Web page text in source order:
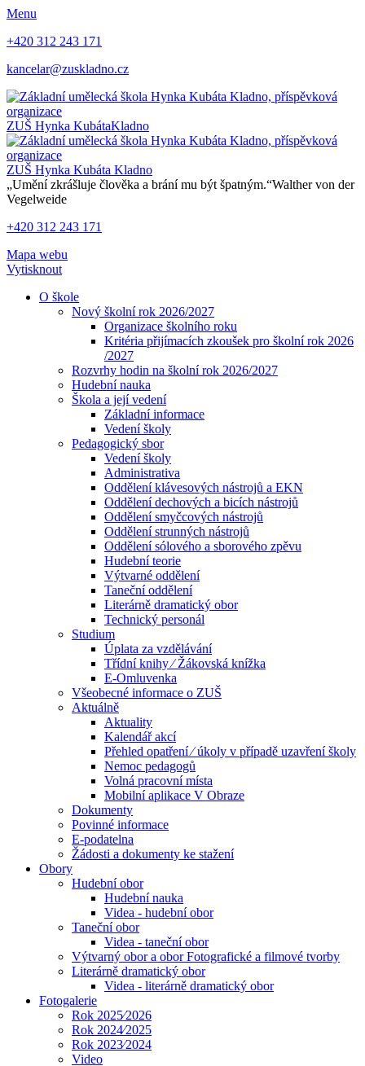
Menu
+420 312 243 171
kancelar@zuskladno.cz
ZUŠ Hynka KubátaKladno
ZUŠ Hynka Kubáta Kladno
„Umění zkrášluje člověka a brání mu být špatným.“Walther von der
Vegelweide
+420 312 243 171
Mapa webu
Vytisknout
O škole
Nový školní rok 2026/2027
Organizace školního roku
Kritéria přijímacích zkoušek pro školní rok 2026
/2027
Rozvrhy hodin na školní rok 2026/2027
Hudební nauka
Škola a její vedení
Základní informace
Vedení školy
Pedagogický sbor
Vedení školy
Administrativa
Oddělení klávesových nástrojů a EKN
Oddělení dechových a bicích nástrojů
Oddělení smyčcových nástrojů
Oddělení strunných nástrojů
Oddělení sólového a sborového zpěvu
Hudební teorie
Výtvarné oddělení
Taneční oddělení
Literárně dramatický obor
Technický personál
Studium
Úplata za vzdělávání
Třídní knihy ⁄ Žákovská knížka
E-Omluvenka
Všeobecné informace o ZUŠ
Aktuálně
Aktuality
Kalendář akcí
Přehled opatření ⁄ úkoly v případě uzavření školy
Nemoc pedagogů
Volná pracovní místa
Mobilní aplikace V Obraze
Dokumenty
Povinné informace
E-podatelna
Žádosti a dokumenty ke stažení
Obory
Hudební obor
Hudební nauka
Videa - hudební obor
Taneční obor
Videa - taneční obor
Výtvarný obor a obor Fotografické a filmové tvorby
Literárně dramatický obor
Videa - literárně dramatický obor
Fotogalerie
Rok 2025⁄2026
Rok 2024⁄2025
Rok 2023⁄2024
Video